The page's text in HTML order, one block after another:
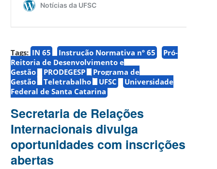
Tags: IN 65 Instrução Normativa nº 65
Pró-
Reitoria de Desenvolvimento e
Gestão
PRODEGESP
Programa de
Gestão
Teletrabalho UFSC
Universidade
Federal de Santa Catarina
Secretaria de Relações
Internacionais divulga
oportunidades com inscrições
abertas